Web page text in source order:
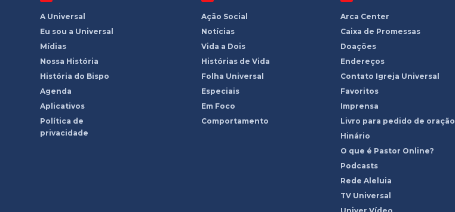
A Universal
Eu sou a Universal
Mídias
Nossa História
História do Bispo
Agenda
Aplicativos
Política de
privacidade
Ação Social
Notícias
Vida a Dois
Histórias de Vida
Folha Universal
Especiais
Em Foco
Comportamento
Arca Center
Caixa de Promessas
Doações
Endereços
Contato Igreja Universal
Favoritos
Imprensa
Livro para pedido de oração
Hinário
O que é Pastor Online?
Podcasts
Rede Aleluia
TV Universal